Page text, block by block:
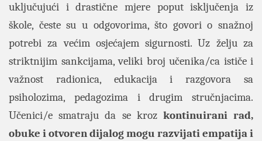
uključujući i drastične mjere poput isključenja iz
škole, česte su u odgovorima, što govori o snažnoj
potrebi za većim osjećajem sigurnosti. Uz želju za
striktnijim sankcijama, veliki broj učenika/ca ističe i
važnost radionica, edukacija i razgovora sa
psiholozima, pedagozima i drugim stručnjacima.
Učenici/e smatraju da se kroz kontinuirani rad,
obuke i otvoren dijalog mogu razvijati empatija i